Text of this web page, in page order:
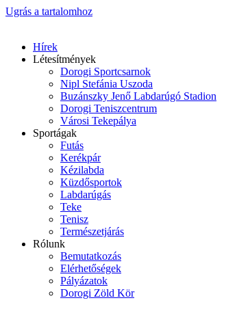
Ugrás a tartalomhoz
Hírek
Létesítmények
Dorogi Sportcsarnok
Nipl Stefánia Uszoda
Buzánszky Jenő Labdarúgó Stadion
Dorogi Teniszcentrum
Városi Tekepálya
Sportágak
Futás
Kerékpár
Kézilabda
Küzdősportok
Labdarúgás
Teke
Tenisz
Természetjárás
Rólunk
Bemutatkozás
Elérhetőségek
Pályázatok
Dorogi Zöld Kör